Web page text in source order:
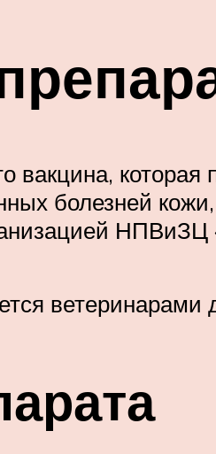
болезней
НПВиЗЦ
ветеринарами